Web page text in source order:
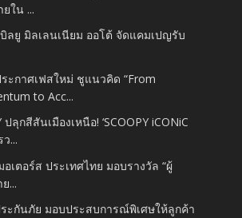
ใน ...
ลยู มิลเลนเนียม ออโต้ จัดแคมเปญรับ
ระกาศเฟสใหม่ ชูแนวคิด “From
to Acc...
ปลุกสีสันเมืองเหนือ! ‘SCOOPY iCONiC
ว...
เตอร์ส ประเทศไทย มอบรางวัล “ผู้
...
ะกันภัย มอบประสบการณ์พิเศษให้ลูกค้า